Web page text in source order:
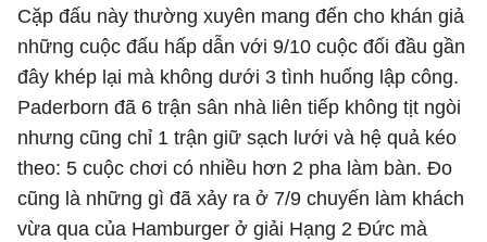
Cặp đấu này thường xuyên mang đến cho khán giả
những cuộc đấu hấp dẫn với 9/10 cuộc đối đầu gần
đây khép lại mà không dưới 3 tình huống lập công.
Paderborn đã 6 trận sân nhà liên tiếp không tịt ngòi
nhưng cũng chỉ 1 trận giữ sạch lưới và hệ quả kéo
theo: 5 cuộc chơi có nhiều hơn 2 pha làm bàn. Đo
cũng là những gì đã xảy ra ở 7/9 chuyến làm khách
vừa qua của Hamburger ở giải Hạng 2 Đức mà